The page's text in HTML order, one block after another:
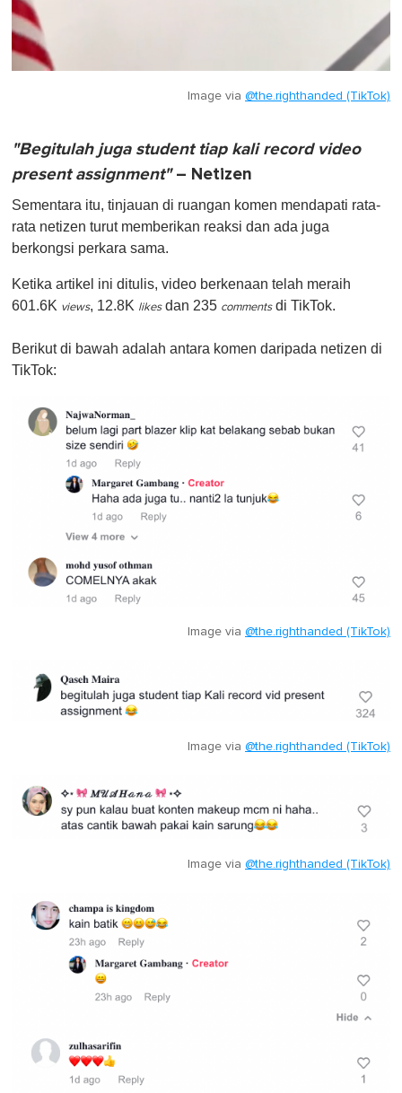
Image via @the.righthanded (TikTok)
"Begitulah juga student tiap kali record video
present assignment"– Netizen
Sementara itu, tinjauan di ruangan komen mendapati rata-
rata netizen turut memberikan reaksi dan ada juga
berkongsi perkara sama.
Ketika artikel ini ditulis, video berkenaan telah meraih
601.6K views, 12.8K likesdan 235 commentsdi TikTok.
Berikut di bawah adalah antara komen daripada netizen di
TikTok:
Image via @the.righthanded (TikTok)
Image via @the.righthanded (TikTok)
Image via @the.righthanded (TikTok)